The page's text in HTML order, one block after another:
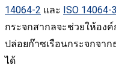
14064-2 และ ISO 14064-3
กระจกสากลจะช่วยให้อง
ปล่อยก๊าซเรือนกระจกจา
ได้